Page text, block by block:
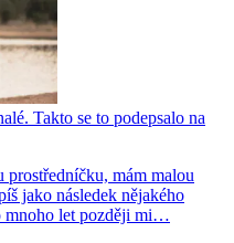
Takto se to podepsalo na
prostředníčku, mám malou
jako následek nějakého
mnoho let později mi…